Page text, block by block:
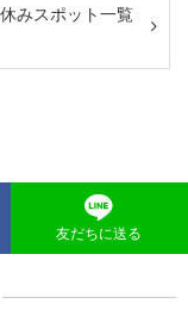
みスポット一覧
友だちに送る